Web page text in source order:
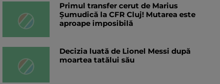
Primul transfer cerut de Marius
Șumudică la CFR Cluj! Mutarea este
aproape imposibilă
Decizia luată de Lionel Messi după
moartea tatălui său